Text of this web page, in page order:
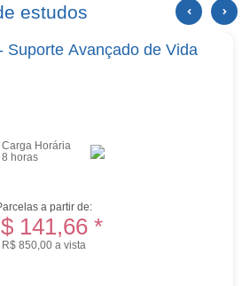
estudos
Suporte Avançado de Vida
Carga Horária
8 horas
a partir de:
141,66 *
R$ 850,00 a vista